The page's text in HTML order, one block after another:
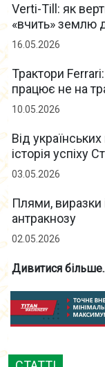
Verti-Till: як
«вчить» землю
16.05.2026
Трактори
працює не на
10.05.2026
Від українських
історія успіху
03.05.2026
Плями, виразки
антракнозу
02.05.2026
Дивитися